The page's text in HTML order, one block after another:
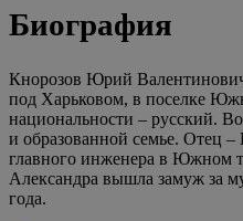
Биография
Кнорозов Юрий
под Харьковом, в поселке
национальности – русский.
и образованной семье. Отец
главного инженера в Южном
Александра вышла замуж за
года.